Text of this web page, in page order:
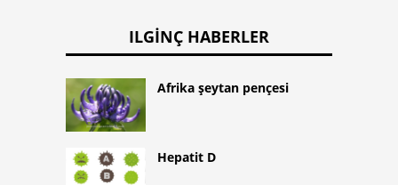
ILGINÇ HABERLER
Afrika şeytan pençesi
Hepatit D